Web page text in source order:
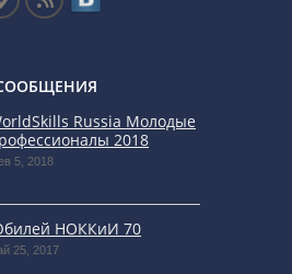
Russia Молодые
2018
5, 2018
НОККиИ 70
25, 2017